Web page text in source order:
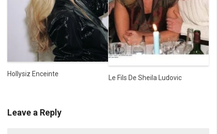
Hollysiz Enceinte Le Fils De Sheila Ludovic
Leave a Reply